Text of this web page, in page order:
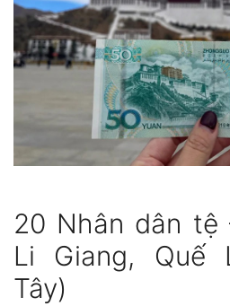
20 Nhân dân tệ
Li Giang, Quế
Tây)